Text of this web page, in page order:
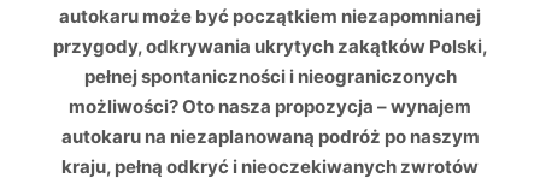
autokaru może być początkiem niezapomnianej
przygody, odkrywania ukrytych zakątków Polski,
pełnej spontaniczności i nieograniczonych
możliwości? Oto nasza propozycja – wynajem
autokaru na niezaplanowaną podróż po naszym
kraju, pełną odkryć i nieoczekiwanych zwrotów